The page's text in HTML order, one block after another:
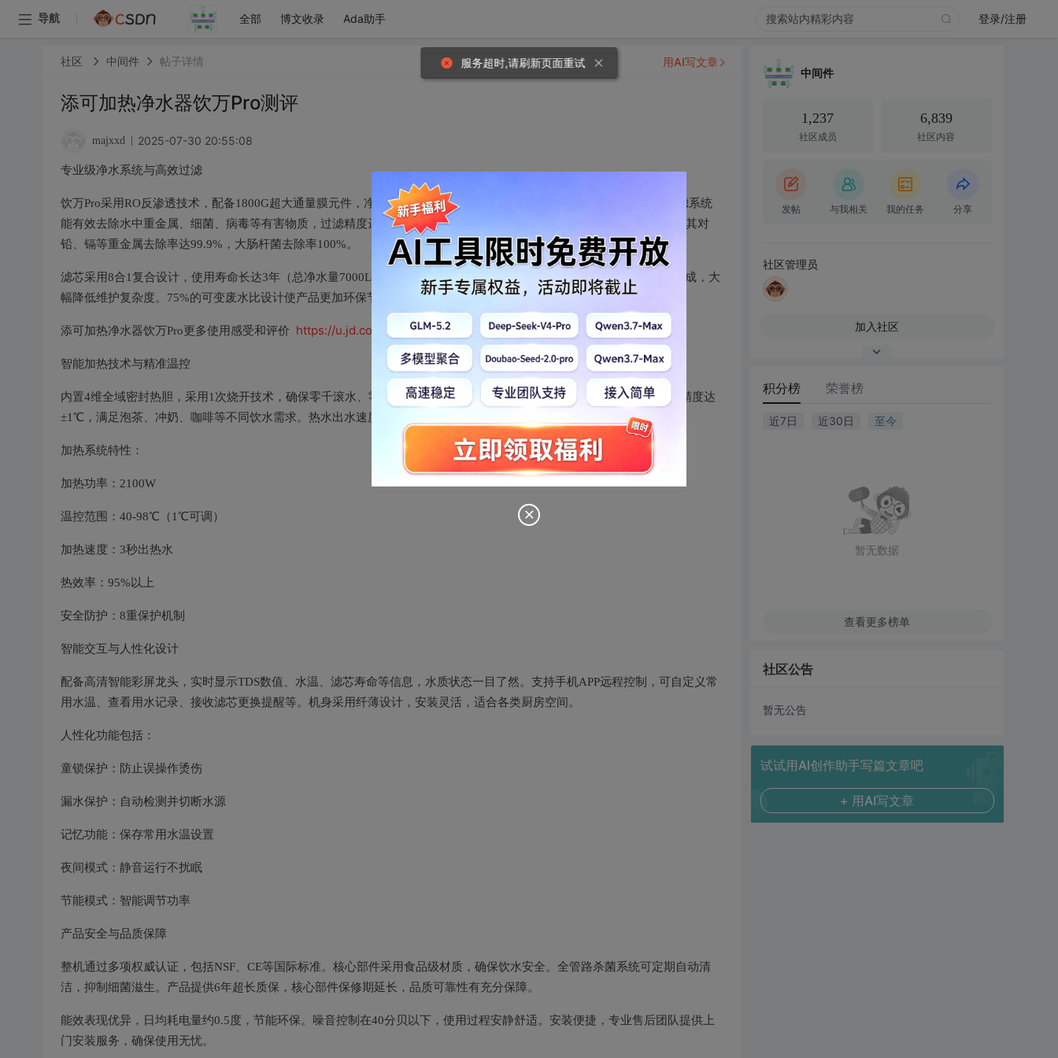
导航 全部 博文收录 Ada助手 登录/注册
社区 中间件 帖子详情
添可加热净水器饮万Pro测评
majxxd 2025-07-30 20:55:08
专业级净水系统与高效过滤
饮万Pro采用RO反渗透技术，配备1800G超大通量膜元件，净水流量高达4.5L/min，接满一杯200ml水仅需约3秒。7重精滤系统
能有效去除水中重金属、细菌、病毒等有害物质，过滤精度达0.0001微米，水质纯净度媲美瓶装矿泉水。实测数据显示，其对
铅、镉等重金属去除率达99.9%，大肠杆菌去除率100%。
滤芯采用8合1复合设计，使用寿命长达3年（总净水量7000L），日均使用成本极低。更换过程简便快捷，仅需3秒即可完成，大
幅降低维护复杂度。75%的可变废水比设计使产品更加环保节水，优于国家一级水效标准。
添可加热净水器饮万Pro更多使用感受和评价 https://u.jd.com/v62wm7N
智能加热技术与精准温控
内置4维全域密封热胆，采用1次烧开技术，确保零千滚水、零污染。智能变频加热系统支持40-98℃宽域调温，温度控制精度达
±1℃，满足泡茶、冲奶、咖啡等不同饮水需求。热水出水速度达2.5L/min，无需等待即可享受即热净水。
加热系统特性：
加热功率：2100W
温控范围：40-98℃（1℃可调）
加热速度：3秒出热水
热效率：95%以上
安全防护：8重保护机制
智能交互与人性化设计
配备高清智能彩屏龙头，实时显示TDS数值、水温、滤芯寿命等信息，水质状态一目了然。支持手机APP远程控制，可自定义常
用水温、查看用水记录、接收滤芯更换提醒等。机身采用纤薄设计，安装灵活，适合各类厨房空间。
人性化功能包括：
童锁保护：防止误操作烫伤
漏水保护：自动检测并切断水源
记忆功能：保存常用水温设置
夜间模式：静音运行不扰眠
节能模式：智能调节功率
产品安全与品质保障
整机通过多项权威认证，包括NSF、CE等国际标准。核心部件采用食品级材质，确保饮水安全。全管路杀菌系统可定期自动清
洁，抑制细菌滋生。产品提供6年超长质保，核心部件保修期延长，品质可靠性有充分保障。
能效表现优异，日均耗电量约0.5度，节能环保。噪音控制在40分贝以下，使用过程安静舒适。安装便捷，专业售后团队提供上
门安装服务，确保使用无忧。
用AI写文章
中间件
1,237
社区成员
6,839
社区内容
发帖 与我相关 我的任务 分享
社区管理员
加入社区
积分榜 荣誉榜
近7日 近30日 至今
暂无数据
查看更多榜单
社区公告
暂无公告
试试用AI创作助手写篇文章吧
+ 用AI写文章
服务超时,请刷新页面重试